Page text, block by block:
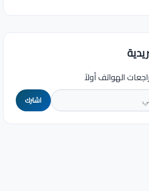
الهواتف أولاً
اشترك